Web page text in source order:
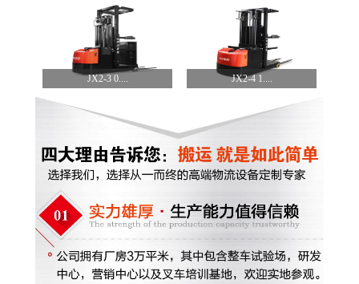
JX2-3 0.... JX2-4 1....